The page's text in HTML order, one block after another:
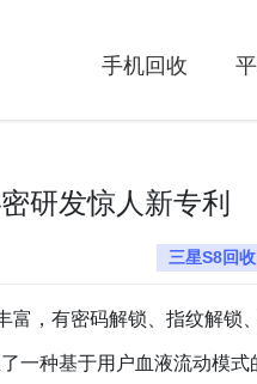
手机回收
研发惊人新专利
三星S8回
富，有密码解锁、指纹解锁
一种基于用户血液流动模式